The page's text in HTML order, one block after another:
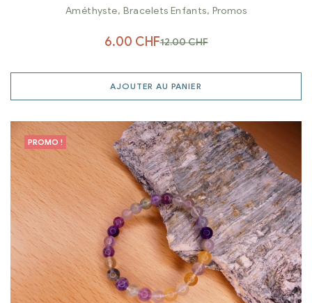
Améthyste 6 mm
Améthyste, Bracelets Enfants, Promos
12.00CHF
6.00 CHF
AJOUTER AU PANIER
PROMO !